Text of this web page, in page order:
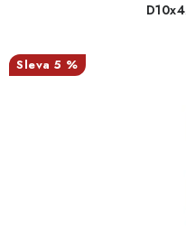
5 %